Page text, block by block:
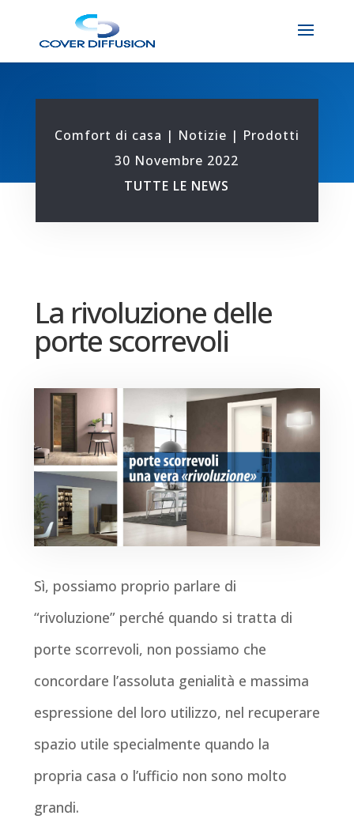
Comfort di casa | Notizie | Prodotti
30 Novembre 2022
TUTTE LE NEWS
La rivoluzione delle
porte scorrevoli
Sì, possiamo proprio parlare di
“rivoluzione” perché quando si tratta di
porte scorrevoli, non possiamo che
concordare l’assoluta genialità e massima
espressione del loro utilizzo, nel recuperare
spazio utile specialmente quando la
propria casa o l’ufficio non sono molto
grandi.